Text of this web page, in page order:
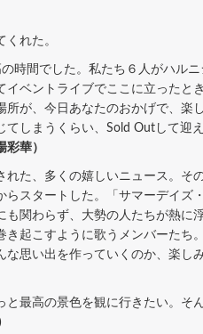
れた。
時間でした。私たち６人がハル
イベントライブでここに立った
所が、今日あなたのおかげで、
てしまうくらい、Sold Outして
彩華）
た、多くの嬉しいニュース。そ
らスタートした。「サマーデイ
も関わらず、大勢の人たちが熱
き起こすように歌うメンバーた
思い出を作っていくのか、楽し
最高の景色を観に行きたい。そ